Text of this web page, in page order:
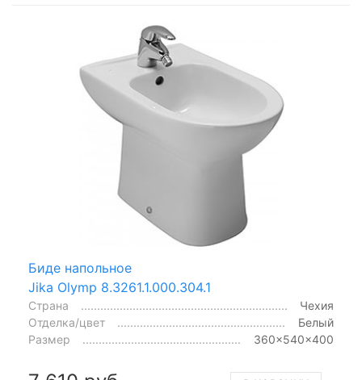
Биде напольное
Jika Olymp 8.3261.1.000.304.1
Страна
Чехия
Отделка/цвет
Белый
Размер
360x540x400